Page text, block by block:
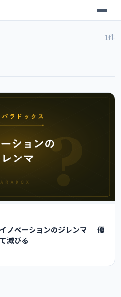
1件
ノベーションのジレンマ ─ 優
滅びる